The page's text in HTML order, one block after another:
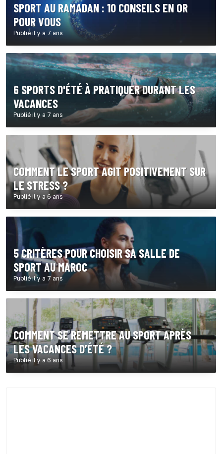
SPORT AU RAMADAN : 10 CONSEILS EN OR
POUR VOUS
Publié il y a 7 ans
6 SPORTS D'ÉTÉ À PRATIQUER DURANT LES
VACANCES
Publié il y a 7 ans
COMMENT LE SPORT AGIT POSITIVEMENT SUR
LE STRESS ?
Publié il y a 6 ans
5 CRITÈRES POUR CHOISIR SA SALLE DE
SPORT AU MAROC
Publié il y a 7 ans
COMMENT SE REMETTRE AU SPORT APRÈS
LES VACANCES D’ÉTÉ ?
Publié il y a 6 ans